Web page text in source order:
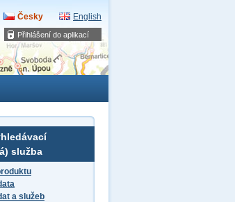
Přihlášení do aplikací
Česky English
služba
a služeb